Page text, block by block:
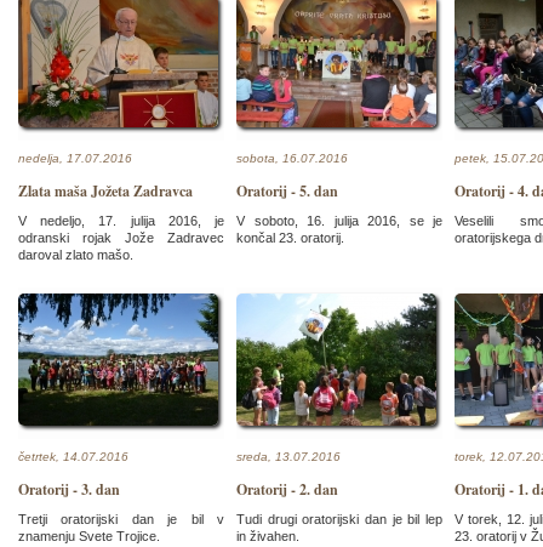
nedelja, 17.07.2016
Zlata maša Jožeta Zadravca
V nedeljo, 17. julija 2016, je
odranski rojak Jože Zadravec
daroval zlato mašo.
sobota, 16.07.2016
Oratorij - 5. dan
V soboto, 16. julija 2016, se je
končal 23. oratorij.
petek,
Oratorij - 4.
Veselili
oratorijskega
četrtek, 14.07.2016
Oratorij - 3. dan
Tretji oratorijski dan je bil v
znamenju Svete Trojice.
sreda, 13.07.2016
Oratorij - 2. dan
Tudi drugi oratorijski dan je bil lep
in živahen.
torek,
Oratorij - 1.
V torek, 12.
23. oratorij v